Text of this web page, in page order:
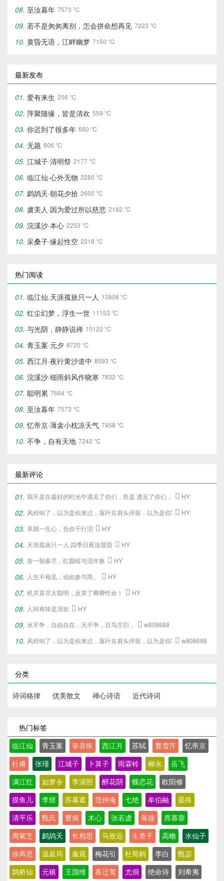
至汝暮年 7573 ℃
若不是匆匆离别，怎会拼命想再见 7223 ℃
黄昏无语，江畔幽梦 7150 ℃
最新发布
爱有来生 206 ℃
萍聚随缘，皆是清欢 559 ℃
你迟到了很多年 660 ℃
无题 806 ℃
江城子·清明祭 2177 ℃
临江仙·心外无物‌ 2280 ℃
鹧鸪天·朝花夕拾 2600 ℃
虞美人·因为爱过所以慈悲 2182 ℃
浣溪沙·本心 2253 ℃
采桑子·缘起性空 2318 ℃
热门阅读
临江仙.天涯孤旅只一人 13808 ℃
红尘幻梦，浮生一世 11153 ℃
与光阴，静静说禅 10122 ℃
青玉案·元夕 8720 ℃
西江月·夜行黄沙道中 8593 ℃
浣溪沙·细雨斜风作晓寒 7832 ℃
聪明累 7664 ℃
至汝暮年 7573 ℃
忆帝京·薄衾小枕凉天气 7458 ℃
不争，自有天地 7242 ℃
最新评论
我不是在最好的时光中遇见了你们， 而是 遇见了你们， 才给了我这段最好
 HY
风铃响了，以为是你来过，落叶在肩头停留，以为是你写下的旧梦。
 HY
系我一生心，负你千行泪  HY
天涯孤旅只一人,四季日夜连晨昏  HY
奈一朝春尽，红颜暗与流年换  HY
人生不相见，动如参与商。
 HY
机关算尽太聪明，反算了卿卿性命！
 HY
人间有味是清欢  HY
水不争，自由自在，天不争，百鸟尽归，
 w808688
风铃响了，以为是你来过，落叶在肩头停留，以为是你写下的旧梦。
 w808688
分类
诗词格律 优美散文 禅心诗语 近代诗词
热门标签
临江仙 青玉案 辛弃疾 西江月 苏轼 曹雪芹 忆帝京
杜甫 张瑾 江城子 卜算子 雨霖铃 柳永 岳飞
满江红 如梦令 李清照 醉花阴 蝶恋花 欧阳修
摸鱼儿 李煜 苏幕遮 范仲淹 七绝 牟伯融 晏殊
清平乐 甄氏 曹操 木心 张若虚 蒋捷 席慕蓉
周紫芝 鹧鸪天 长相思 马致远 生查子 高蟾 水仙子
徐再思 温庭筠 秦观 梅花引 杜荀鹤 李白 甄宓
鹊桥仙 元稹 王国维 喜迁莺 尤侗 绝命诗 刘希夷